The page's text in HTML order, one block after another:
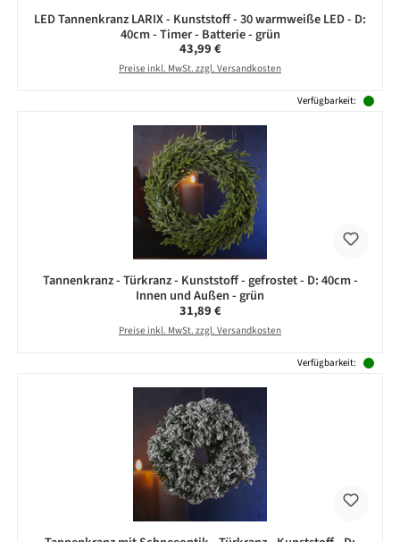
LED Tannenkranz LARIX - Kunststoff - 30 warmweiße LED - D:
40cm - Timer - Batterie - grün
Regulärer Preis:
43,99 €
Preise inkl. MwSt. zzgl. Versandkosten
Verfügbarkeit:
Tannenkranz - Türkranz - Kunststoff - gefrostet - D: 40cm -
Innen und Außen - grün
Regulärer Preis:
31,89 €
Preise inkl. MwSt. zzgl. Versandkosten
Verfügbarkeit: